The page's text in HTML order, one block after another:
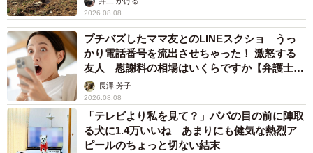
2026.08.08
プチバズしたママ友とのLINEスクショ うっ
かり電話番号を流出させちゃった！ 激怒する
友人 慰謝料の相場はいくらですか【弁護士が
解説】長澤 芳子
2026.08.08
「テレビより私を見て？」パパの目の前に陣取
る犬に1.4万いいね あまりにも健気な熱烈ア
ピールのちょっと切ない結末